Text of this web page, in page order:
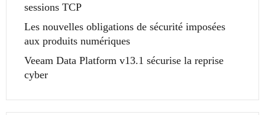
sessions TCP
Les nouvelles obligations de sécurité imposées
aux produits numériques
Veeam Data Platform v13.1 sécurise la reprise
cyber